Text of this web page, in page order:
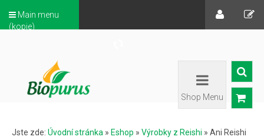
Main menu
(kopie)
Shop Menu
Jste zde: Úvodní stránka » Eshop » Výrobky z Reishi » Ani Reishi